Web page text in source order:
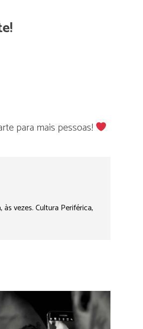
para mais pessoas!
vezes. Cultura Periférica,